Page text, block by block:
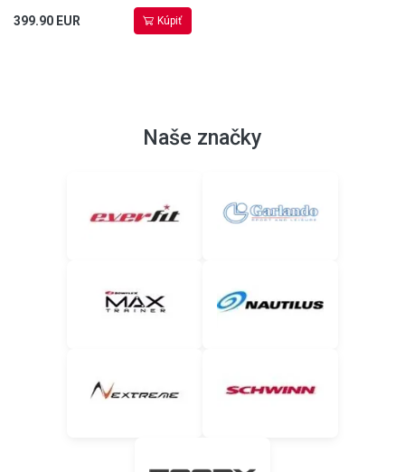
399.90 EUR Kúpiť
Naše značky